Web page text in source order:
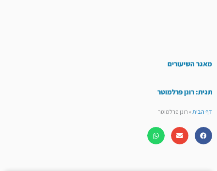
מאגר השיעורים
תגית: רונן פרלמוטר
דף הבית»רונן פרלמוטר